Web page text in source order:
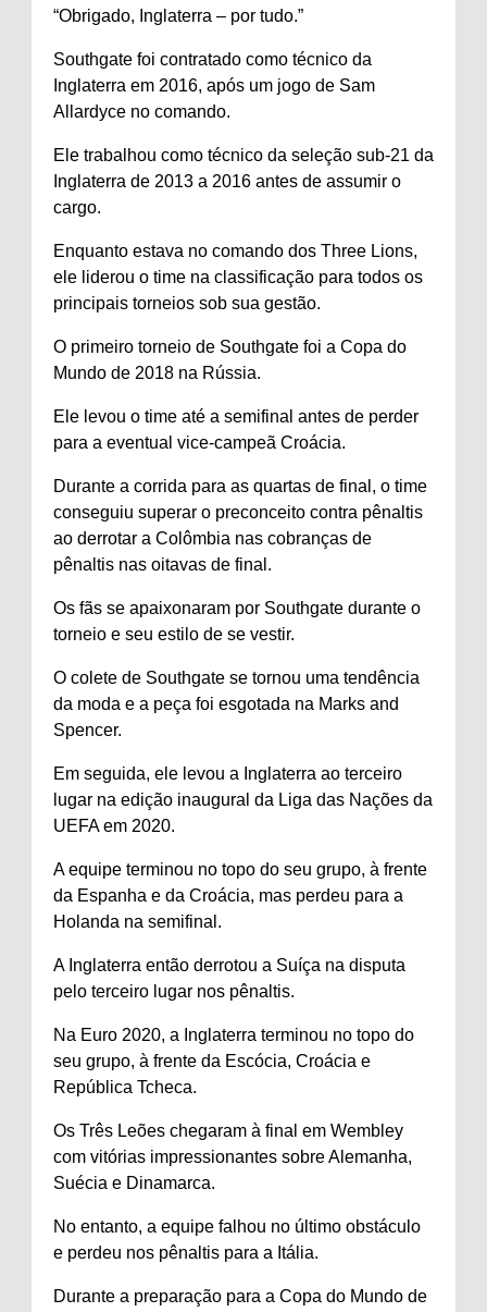
“Obrigado, Inglaterra – por tudo.”
Southgate foi contratado como técnico da
Inglaterra em 2016, após um jogo de Sam
Allardyce no comando.
Ele trabalhou como técnico da seleção sub-21 da
Inglaterra de 2013 a 2016 antes de assumir o
cargo.
Enquanto estava no comando dos Three Lions,
ele liderou o time na classificação para todos os
principais torneios sob sua gestão.
O primeiro torneio de Southgate foi a Copa do
Mundo de 2018 na Rússia.
Ele levou o time até a semifinal antes de perder
para a eventual vice-campeã Croácia.
Durante a corrida para as quartas de final, o time
conseguiu superar o preconceito contra pênaltis
ao derrotar a Colômbia nas cobranças de
pênaltis nas oitavas de final.
Os fãs se apaixonaram por Southgate durante o
torneio e seu estilo de se vestir.
O colete de Southgate se tornou uma tendência
da moda e a peça foi esgotada na Marks and
Spencer.
Em seguida, ele levou a Inglaterra ao terceiro
lugar na edição inaugural da Liga das Nações da
UEFA em 2020.
A equipe terminou no topo do seu grupo, à frente
da Espanha e da Croácia, mas perdeu para a
Holanda na semifinal.
A Inglaterra então derrotou a Suíça na disputa
pelo terceiro lugar nos pênaltis.
Na Euro 2020, a Inglaterra terminou no topo do
seu grupo, à frente da Escócia, Croácia e
República Tcheca.
Os Três Leões chegaram à final em Wembley
com vitórias impressionantes sobre Alemanha,
Suécia e Dinamarca.
No entanto, a equipe falhou no último obstáculo
e perdeu nos pênaltis para a Itália.
Durante a preparação para a Copa do Mundo de